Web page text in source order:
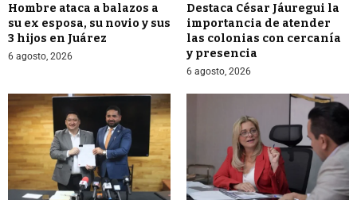
Hombre ataca a balazos a
su ex esposa, su novio y sus
3 hijos en Juárez
6 agosto, 2026
Destaca César Jáuregui la
importancia de atender
las colonias con cercanía
y presencia
6 agosto, 2026